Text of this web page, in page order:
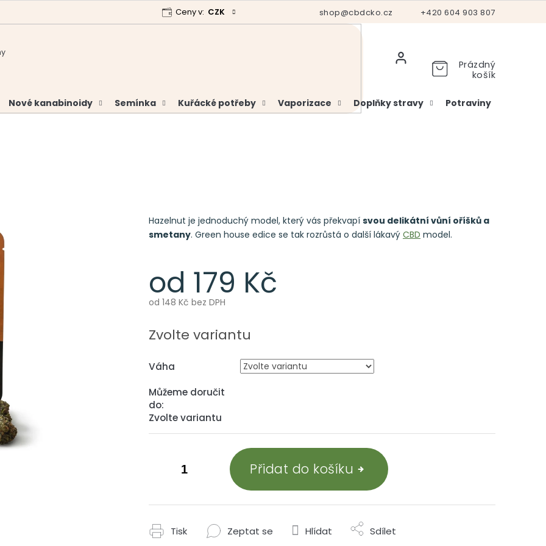
+420 604 903 807
shop@cbdcko.cz
Analýzy a certifikáty Hodnocení obchodu Vrácení a reklamace
Ceny v: CZK
Prázdný
košík
Nové kanabinoidy Semínka Kuřácké potřeby Vaporizace Doplňky stravy Potraviny
od 179 Kč
od 148 Kč bez DPH
cena:
Zvolte variantu
Váha
Můžeme doručit
do:
Zvolte variantu
Přidat do košíku
Hazelnut je jednoduchý model, který vás překvapí svou delikátní vůní oříšků a
smetany. Green house edice se tak rozrůstá o další lákavý CBD model.
Tisk Zeptat se Hlídat Sdílet